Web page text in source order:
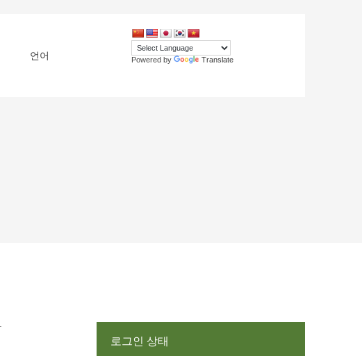
언어 Powered by Translate
로그인 상태